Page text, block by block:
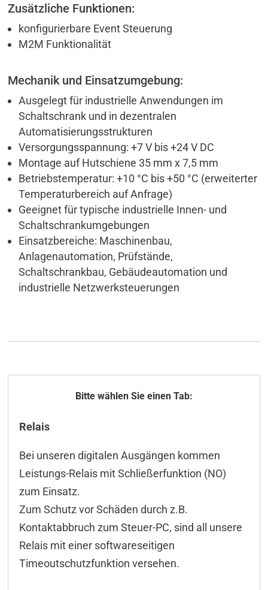
Zusätzliche Funktionen:
konfigurierbare Event Steuerung
M2M Funktionalität
Mechanik und Einsatzumgebung:
Ausgelegt für industrielle Anwendungen im
Schaltschrank und in dezentralen
Automatisierungsstrukturen
Versorgungsspannung: +7 V bis +24 V DC
Montage auf Hutschiene 35 mm x 7,5 mm
Betriebstemperatur: +10 °C bis +50 °C (erweiterter
Temperaturbereich auf Anfrage)
Geeignet für typische industrielle Innen- und
Schaltschrankumgebungen
Einsatzbereiche: Maschinenbau,
Anlagenautomation, Prüfstände,
Schaltschrankbau, Gebäudeautomation und
industrielle Netzwerksteuerungen
Konfiguration
Programmierung/API
Anschlussbeispiele
Relais
Bei unseren digitalen Ausgängen kommen
Leistungs-Relais mit Schließerfunktion (NO)
zum Einsatz.
Zum Schutz vor Schäden durch z.B.
Kontaktabbruch zum Steuer-PC, sind all unsere
Relais mit einer softwareseitigen
Timeoutschutzfunktion versehen.